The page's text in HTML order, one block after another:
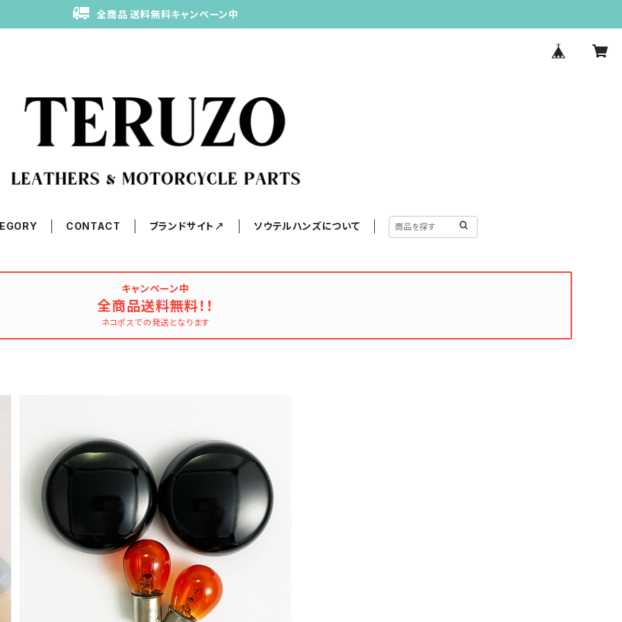
全商品 送料無料キャンペーン中
CONTACT ブランドサイト↗ ソウテルハンズについて
キャンペーン中
全商品送料無料！！
ネコポスでの発送となります